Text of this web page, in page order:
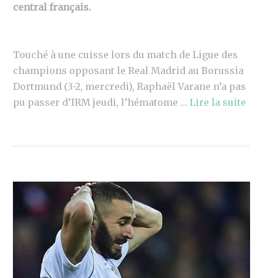
central français.
Touché à une cuisse lors du match de Ligue des
champions opposant le Real Madrid au Borussia
Dortmund (3-2, mercredi), Raphaël Varane n’a pas
pu passer d’IRM jeudi, l’hématome …Lire la suite